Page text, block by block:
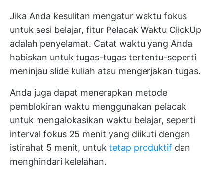
Jika Anda kesulitan mengatur waktu fokus
untuk sesi belajar, fitur Pelacak Waktu ClickUp
adalah penyelamat. Catat waktu yang Anda
habiskan untuk tugas-tugas tertentu-seperti
meninjau slide kuliah atau mengerjakan tugas.
Anda juga dapat menerapkan metode
pemblokiran waktu menggunakan pelacak
untuk mengalokasikan waktu belajar, seperti
interval fokus 25 menit yang diikuti dengan
istirahat 5 menit, untuk tetap produktif dan
menghindari kelelahan.